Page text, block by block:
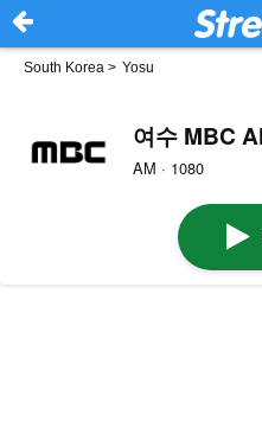
South Korea > Yosu
여수 MBC
AM · 1080